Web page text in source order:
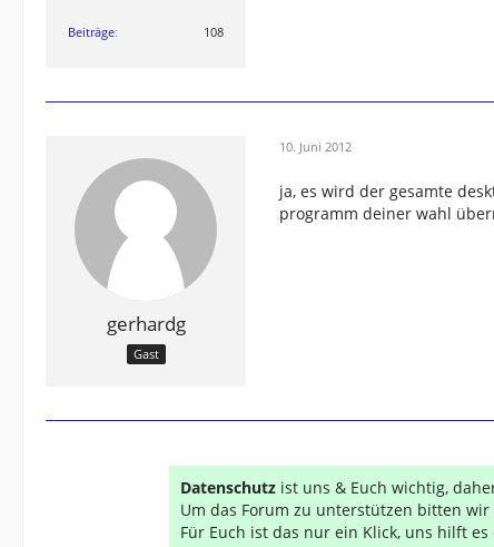
Beiträge 108
gerhardg
Gast
10. Juni 2012
ja, es wird der gesamte
programm deiner wahl
Datenschutz ist uns & Euch wichtig,
Um das Forum zu unterstützen bitten wir
Für Euch ist das nur ein Klick, uns hilft es